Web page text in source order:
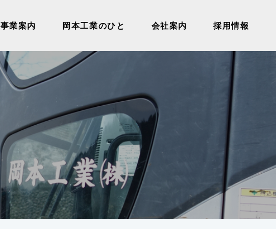
事業案内 岡本工業のひと 会社案内 採用情報